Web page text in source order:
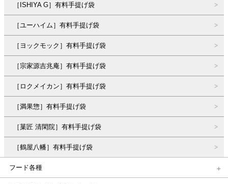
［ISHIYA G］有料手提げ袋
［ユーハイム］有料手提げ袋
［ヨックモック］有料手提げ袋
［宗家源吉兆庵］有料手提げ袋
［ロクメイカン］有料手提げ袋
［満果惣］有料手提げ袋
［菓匠 清閑院］有料手提げ袋
［鶴屋八幡］有料手提げ袋
フード各種